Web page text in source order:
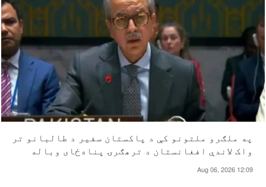
په ملګرو ملتونو کې د پاکستان سفیر د طالبانو تر
واک لاندې افغانستان د ترهګرۍ پناه‌ځای وباله
Aug 06, 2026 12:09